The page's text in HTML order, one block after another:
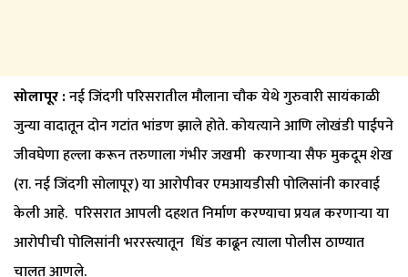
सोलापूर :नई जिंदगी परिसरातील मौलाना चौक येथे गुरुवारी सायंकाळी
जुन्या वादातून दोन गटांत भांडण झाले होते. कोयत्याने आणि लोखंडी पाईपने
जीवघेणा हल्ला करून तरुणाला गंभीर जखमी करणाऱ्या सैफ मुकदूम शेख
(रा. नई जिंदगी सोलापूर) या आरोपीवर एमआयडीसी पोलिसांनी कारवाई
केली आहे. परिसरात आपली दहशत निर्माण करण्याचा प्रयत्न करणाऱ्या या
आरोपीची पोलिसांनी भररस्त्यातून धिंड काढून त्याला पोलीस ठाण्यात